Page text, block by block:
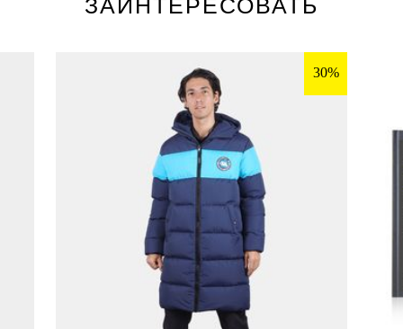
ЗАИНТЕРЕСОВАТЬ
30%